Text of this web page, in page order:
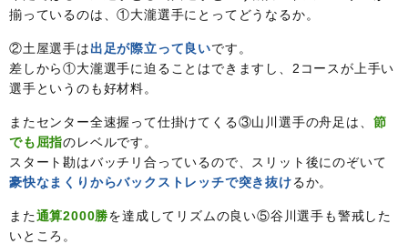
揃っているのは、①大瀧選手にとってどうなるか。
②土屋選手は出足が際立って良いです。
差しから①大瀧選手に迫ることはできますし、2コースが上手い
選手というのも好材料。
またセンター全速握って仕掛けてくる③山川選手の舟足は、 節
でも屈指のレベルです。
スタート勘はバッチリ合っているので、スリット後にのぞいて
豪快なまくりからバックストレッチで突き抜けるか。
また通算2000勝を達成してリズムの良い⑤谷川選手も警戒した
いところ。